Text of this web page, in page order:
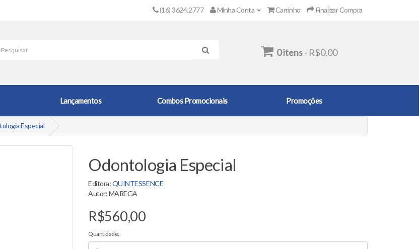
(16) 3624.2777 Minha Conta Carrinho Finalizar Compra
0 itens- R$0,00
Lançamentos Combos Promocionais Promoções
Especial
Odontologia Especial
Editora:QUINTESSENCE
Autor: MAREGA
R$560,00
Quantidade: